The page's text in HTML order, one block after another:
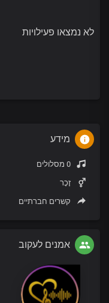
לא נמצאו פעילויות
מידע
זָכָר
קשרים חברתיים
אמנים לעקוב